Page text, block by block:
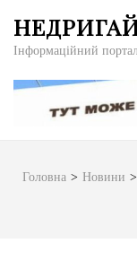
вмісту
Enter)
Інформаційний
Головна > Новини >